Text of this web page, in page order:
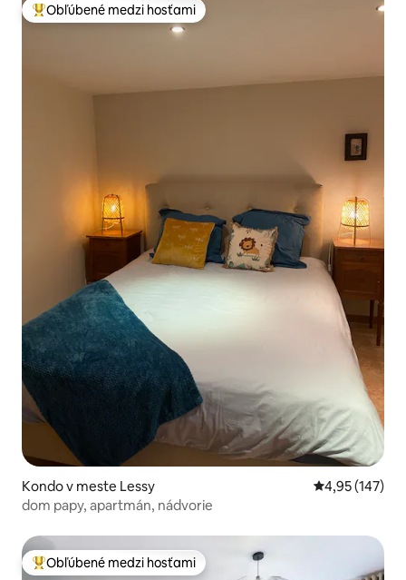
Najobľúbenejšie medzi hosťami
Obľúbené medzi hosťami
Kondo v meste Lessy Priemerné
4,95 (147)
dom papy, apartmán, nádvorie
Najobľúbenejšie medzi hosťami
Obľúbené medzi hosťami